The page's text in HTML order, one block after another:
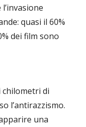
quasi il 60%
dei film sono
di
l’antirazzismo.
una